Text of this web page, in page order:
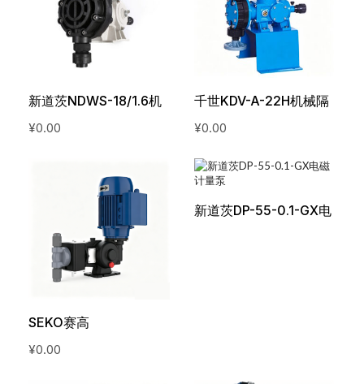
新道茨NDWS-18/1.6机
械计量泵
¥0.00
千世KDV-A-22H机械隔
膜计量泵
¥0.00
SEKO赛高
PS1D006C**A4080机
¥0.00
新道茨DP-55-0.1-GX电